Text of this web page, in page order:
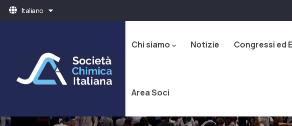
Salta Italiano Mostra ulteriori azioni
principale
Chi siamo Notizie Congressi ed
Area Soci